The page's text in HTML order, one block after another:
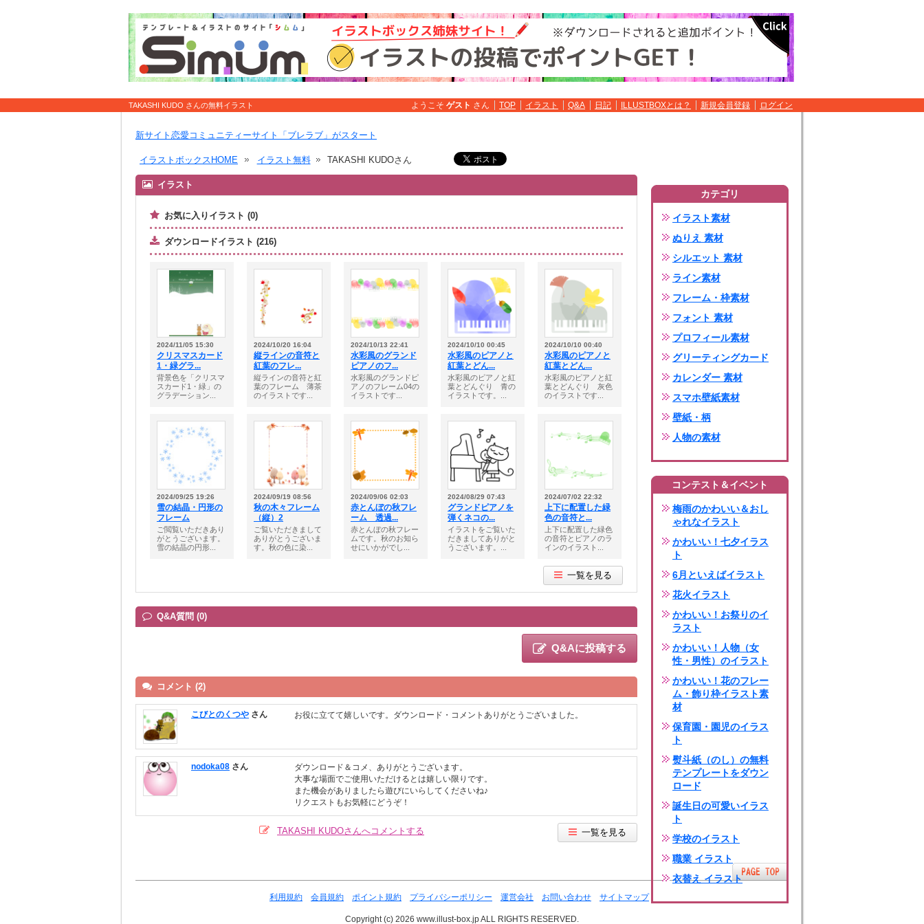
TAKASHI KUDO さんの無料イラスト ようこそ ゲスト さん TOP イラスト Q&A 日記 ILLUSTBOXとは？ 新規会員登録 ログイン
新サイト恋愛コミュニティーサイト「ブレラブ」がスタート
イラストボックスHOME イラスト無料 TAKASHI KUDOさん
イラスト
お気に入りイラスト (0)
ダウンロードイラスト (216)
2024/11/05 15:30
クリスマスカード
1・緑グラ...
背景色を「クリスマ
スカード1・緑」の
グラデーション...
2024/10/20 16:04
縦ラインの音符と
紅葉のフレ...
縦ラインの音符と紅
葉のフレーム 薄茶
のイラストです...
2024/10/13 22:41
水彩風のグランド
ピアノのフ...
水彩風のグランドピ
アノのフレーム04の
イラストです...
2024/10/10 00:45
水彩風のピアノと
紅葉とどん...
水彩風のピアノと紅
葉とどんぐり 青の
イラストです。...
2024/10/10 00:40
水彩風のピアノと
紅葉とどん...
水彩風のピアノと紅
葉とどんぐり 灰色
のイラストです...
2024/09/25 19:26
雪の結晶・円形の
フレーム
ご閲覧いただきあり
がとうございます。
雪の結晶の円形...
2024/09/19 08:56
秋の木々フレーム
（縦）2
ご覧いただきまして
ありがとうございま
す。秋の色に染...
2024/09/06 02:03
赤とんぼの秋フレ
ーム 透過...
赤とんぼの秋フレー
ムです。秋のお知ら
せにいかがでし...
2024/08/29 07:43
グランドピアノを
弾くネコの...
イラストをご覧いた
だきましてありがと
うございます。...
2024/07/02 22:32
上下に配置した緑
色の音符と...
上下に配置した緑色
の音符とピアノのラ
インのイラスト...
一覧を見る
Q&A質問 (0)
Q&Aに投稿する
コメント (2)
こびとのくつや さん お役に立てて嬉しいです。ダウンロード・コメントありがとうございました。
nodoka08 さん
ダウンロード＆コメ、ありがとうございます。
大事な場面でご使用いただけるとは嬉しい限りです。
また機会がありましたら遊びにいらしてくださいね♪
リクエストもお気軽にどうぞ！
TAKASHI KUDOさんへコメントする 一覧を見る
カテゴリ
イラスト素材
ぬりえ 素材
シルエット 素材
ライン素材
フレーム・枠素材
フォント 素材
プロフィール素材
グリーティングカード
カレンダー 素材
スマホ壁紙素材
壁紙・柄
人物の素材
コンテスト＆イベント
梅雨のかわいい＆おし
ゃれなイラスト
かわいい！七夕イラス
ト
6月といえばイラスト
花火イラスト
かわいい！お祭りのイ
ラスト
かわいい！人物（女
性・男性）のイラスト
かわいい！花のフレー
ム・飾り枠イラスト素
材
保育園・園児のイラス
ト
熨斗紙（のし）の無料
テンプレートをダウン
ロード
誕生日の可愛いイラス
ト
学校のイラスト
職業 イラスト
衣替え イラスト
利用規約 会員規約 ポイント規約 プライバシーポリシー 運営会社 お問い合わせ サイトマップ
Copyright (c) 2026 www.illust-box.jp ALL RIGHTS RESERVED.